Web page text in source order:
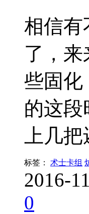
相信有
了，
些固化
的这
上几
标签： 术士卡组
2016-
0